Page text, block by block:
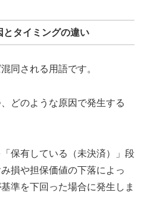
タイミングの違い
同される用語です。
どのような原因で発生する
保有している（未決済）」段
損や担保価値の下落によっ
準を下回った場合に発生しま